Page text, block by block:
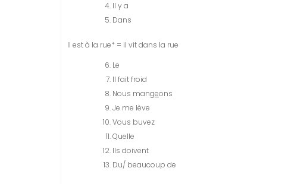
Il y a
Dans
Il est à la rue* = il vit dans la rue
Le
Il fait froid
Nous mangeons
Je me lève
Vous buvez
Quelle
Ils doivent
Du/ beaucoup de